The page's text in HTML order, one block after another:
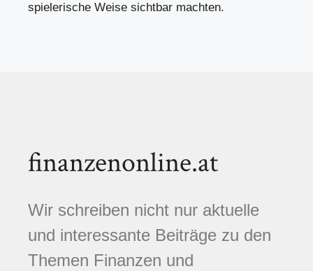
spielerische Weise sichtbar machten.
finanzenonline.at
Wir schreiben nicht nur aktuelle
und interessante Beiträge zu den
Themen Finanzen und